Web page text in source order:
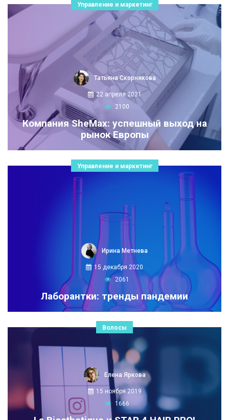
Управление и маркетинг
Татьяна Скорнякова
22 апреля 2021
2100
Компания SheMax: успешный выход на
рынок Европы
Управление и маркетинг
Ирина Метнева
15 декабря 2020
2061
Лаборантки: тренды пандемии
Волосы
Елена Яркова
15 ноября 2019
1666